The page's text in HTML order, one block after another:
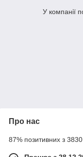
У компанії
Про нас
87% позитивних з 3830